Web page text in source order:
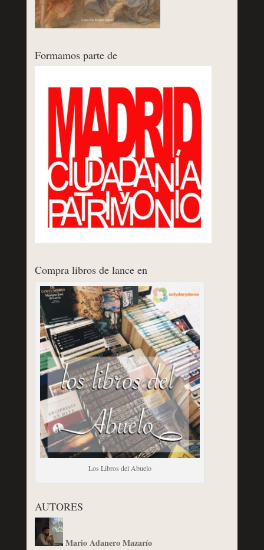
Formamos parte de
Compra libros de lance en
Los Libros del Abuelo
AUTORES
Mario Adanero Mazarío